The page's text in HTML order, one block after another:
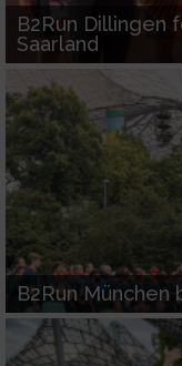
B2Run Dillingen
Saarland
B2Run